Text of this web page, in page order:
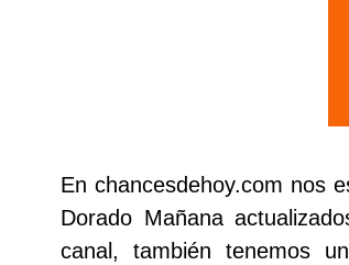
En chancesdehoy.com nos
Dorado Mañana
canal, también tenemos